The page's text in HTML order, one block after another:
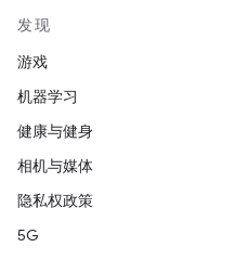
发现
游戏
机器学习
健康与健身
相机与媒体
隐私权政策
5G